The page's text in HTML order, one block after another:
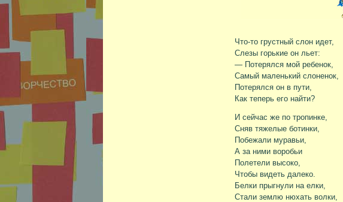
Что-то грустный слон идет,
Слезы горькие он льет:
— Потерялся мой ребенок,
Самый маленький слоненок,
Потерялся он в пути,
Как теперь его найти?
И сейчас же по тропинке,
Сняв тяжелые ботинки,
Побежали муравьи,
А за ними воробьи
Полетели высоко,
Чтобы видеть далеко.
Белки прыгнули на елки,
Стали землю нюхать волки,